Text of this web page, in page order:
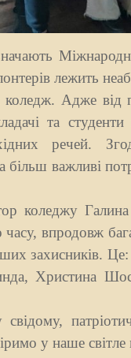
лежить
Адже від
та
речей.
більш важливі
коледжу Галина
впродовж
захисників.
Христина
у наше